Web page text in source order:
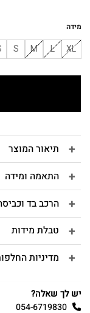
מידה
XL
L
M
S
תיאור המוצר
התאמה ומידה
הרכב בד
טבלת מידות
מדיניות
יש לך שאלה?
054-6719830